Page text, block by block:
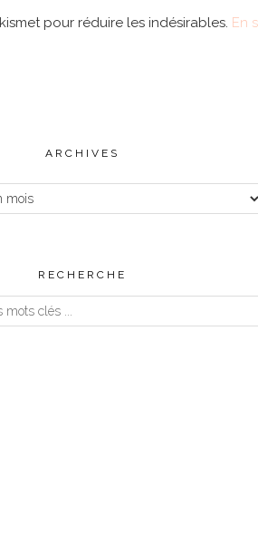
pour réduire les indésirables. En
ARCHIVES
RECHERCHE